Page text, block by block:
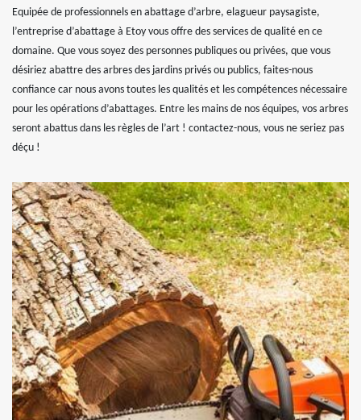
Equipée de professionnels en abattage d’arbre, elagueur paysagiste,
l’entreprise d’abattage à Etoy vous offre des services de qualité en ce
domaine. Que vous soyez des personnes publiques ou privées, que vous
désiriez abattre des arbres des jardins privés ou publics, faites-nous
confiance car nous avons toutes les qualités et les compétences nécessaire
pour les opérations d’abattages. Entre les mains de nos équipes, vos arbres
seront abattus dans les règles de l’art ! contactez-nous, vous ne seriez pas
déçu !